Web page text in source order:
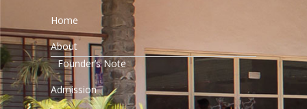
Home
About
Founder’s Note
Admission